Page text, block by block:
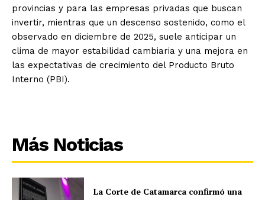
provincias y para las empresas privadas que buscan
invertir, mientras que un descenso sostenido, como el
observado en diciembre de 2025, suele anticipar un
clima de mayor estabilidad cambiaria y una mejora en
las expectativas de crecimiento del Producto Bruto
Interno (PBI).
Más Noticias
La Corte de Catamarca confirmó una